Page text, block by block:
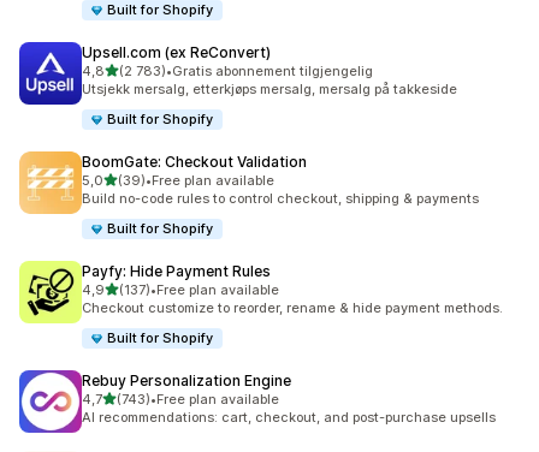
Built for Shopify
Upsell.com (ex ReConvert)
4,8av 5 stjerner
(2 783)
Totalt 2783 omtaler
•Gratis abonnement tilgjengelig
Utsjekk mersalg, etterkjøps mersalg, mersalg på takkeside
Built for Shopify
BoomGate: Checkout Validation
5,0av 5 stjerner
(39)
Totalt 39 omtaler
•Free plan available
Build no-code rules to control checkout, shipping & payments
Built for Shopify
Payfy: Hide Payment Rules
4,9av 5 stjerner
(137)
Totalt 137 omtaler
•Free plan available
Checkout customize to reorder, rename & hide payment methods.
Built for Shopify
Rebuy Personalization Engine
4,7av 5 stjerner
(743)
Totalt 743 omtaler
•Free plan available
AI recommendations: cart, checkout, and post-purchase upsells